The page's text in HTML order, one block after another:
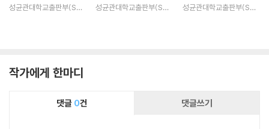
성균관대학교출판부(SKK
성균관대학교출판부(SKK
성균관대학교출판부(SKK
작가에게 한마디
댓글 0건 댓글쓰기